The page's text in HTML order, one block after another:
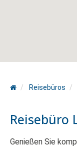
Reisebüros
Reisebüro
Genießen Sie